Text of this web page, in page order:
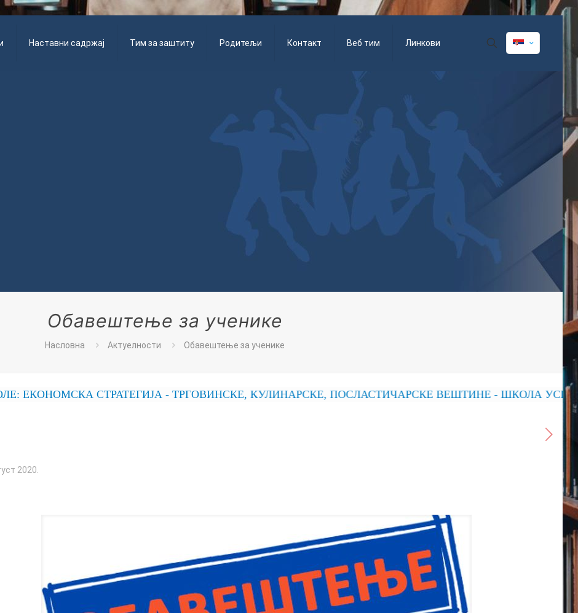
Наставни садржај Тим за заштиту Родитељи Контакт Веб тим Линкови
Обавештење за ученике
Насловна Актуелности Обавештење за ученике
СТРАТЕГИЈА - ТРГОВИНСКЕ, КУЛИНАРСКЕ, ПОСЛАСТИЧАРСКЕ ВЕШТИНЕ - ШКОЛА УСПЕХА
2020.